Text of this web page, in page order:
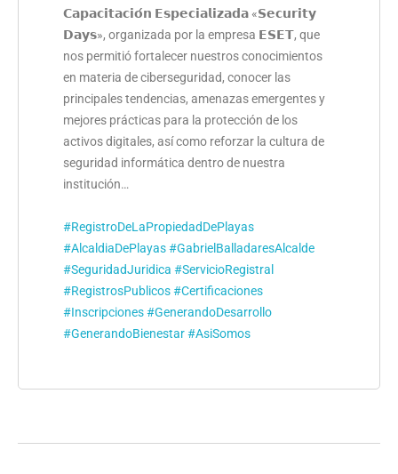
𝗖𝗮𝗽𝗮𝗰𝗶𝘁𝗮𝗰𝗶𝗼́𝗻 𝗘𝘀𝗽𝗲𝗰𝗶𝗮𝗹𝗶𝘇𝗮𝗱𝗮 «𝗦𝗲𝗰𝘂𝗿𝗶𝘁𝘆
𝗗𝗮𝘆𝘀», organizada por la empresa 𝗘𝗦𝗘𝗧, que
nos permitió fortalecer nuestros conocimientos
en materia de ciberseguridad, conocer las
principales tendencias, amenazas emergentes y
mejores prácticas para la protección de los
activos digitales, así como reforzar la cultura de
seguridad informática dentro de nuestra
institución…
#RegistroDeLaPropiedadDePlayas
#AlcaldiaDePlayas#GabrielBalladaresAlcalde
#SeguridadJuridica #ServicioRegistral
#RegistrosPublicos#Certificaciones
#Inscripciones#GenerandoDesarrollo
#GenerandoBienestar#AsiSomos